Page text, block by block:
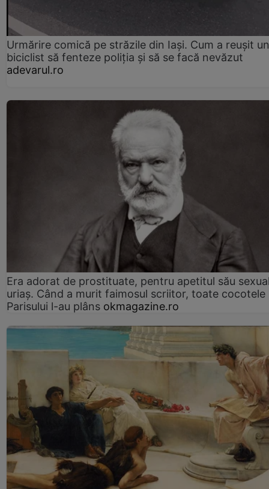
Urmărire comică pe străzile din Iași. Cum a reușit un
biciclist să fenteze poliția și să se facă nevăzut
adevarul.ro
Era adorat de prostituate, pentru apetitul său
uriaș. Când a murit faimosul scriitor, toate cocotele
Parisului l-au plâns okmagazine.ro